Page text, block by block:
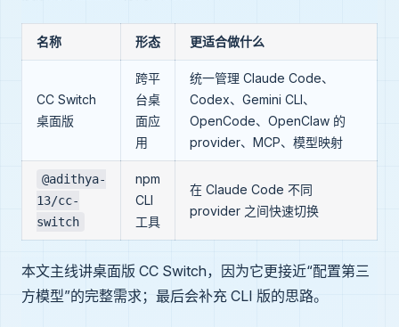
名称 形态 更适合做什么
CC Switch
桌面版
跨平
台桌
面应
用
统一管理 Claude Code、
Codex、Gemini CLI、
OpenCode、OpenClaw 的
provider、MCP、模型映射
@adithya-
13/cc-
switch
npm
CLI
工具
在 Claude Code 不同
provider 之间快速切换
本文主线讲桌面版 CC Switch，因为它更接近“配置第三
方模型”的完整需求；最后会补充 CLI 版的思路。